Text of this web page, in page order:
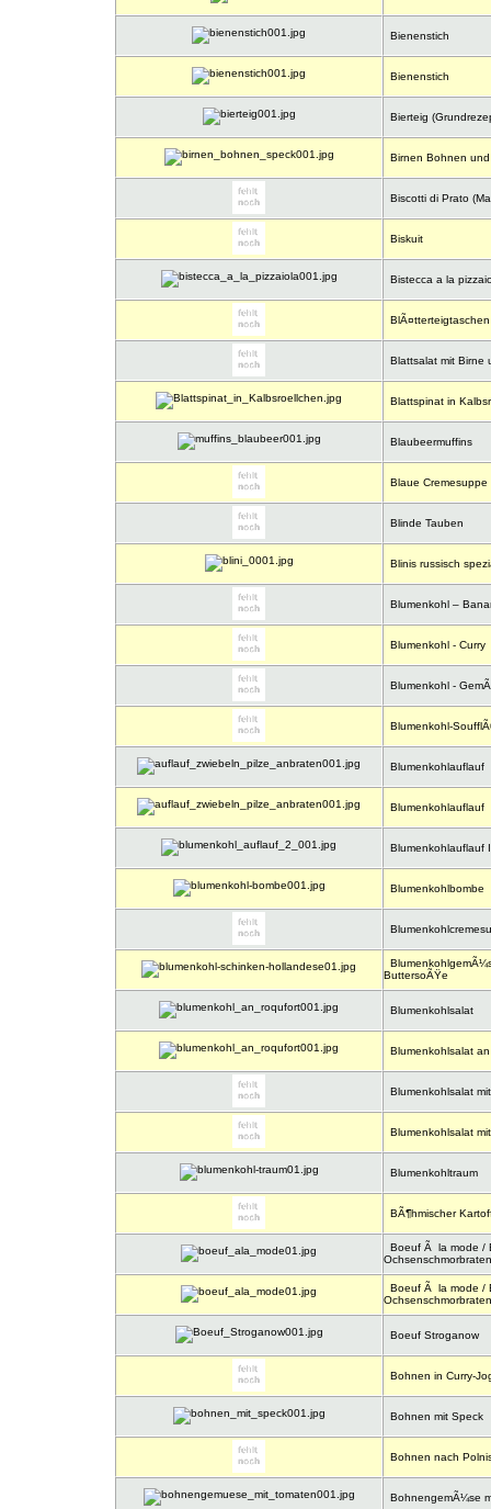
Bienenstich
Bienenstich
Bierteig
Birnen Bohnen
Biscotti di Prato
Biskuit
Bistecca a la
BlÃ¤tterteigtaschen
Blattsalat mit Birne
Blattspinat in
Blaubeermuffins
Blaue Cremesuppe
Blinde Tauben
Blinis russisch
Blumenkohl –
Blumenkohl - Curry
Blumenkohl -
Blumenkohl-
Blumenkohlauflauf
Blumenkohlauflauf
Blumenkohlauflauf
Blumenkohlbombe
ButtersoÃŸe
Blumenkohlsalat
Blumenkohlsalat
Blumenkohlsalat
Blumenkohlsalat
Blumenkohltraum
BÃ¶hmischer
Boeuf Ã la mode /
Ochsenschmorbraten
Boeuf Ã la mode /
Ochsenschmorbraten
Boeuf Stroganow
Bohnen in Curry-
Bohnen mit Speck
Bohnen nach
BohnengemÃ¼se